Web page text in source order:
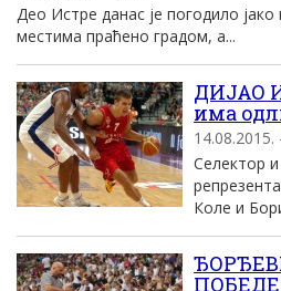
Део Истре данас је погодило
местима праћено градом, а...
ДИЈАО
има
14.08.2015.
Селектор
Коле и